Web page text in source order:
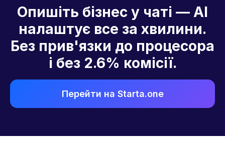
Опишіть бізнес у чаті — AI
налаштує все за хвилини.
Без прив'язки до процесора
і без 2.6% комісії.
Перейти на Starta.one